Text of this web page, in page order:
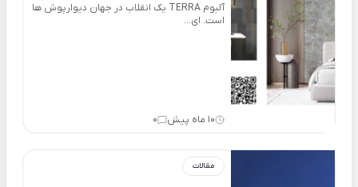
آلبوم TERRA یک انقلاب در جهان دیوارپوش ها
است. ای...
10 ماه پیش 0
مقالات